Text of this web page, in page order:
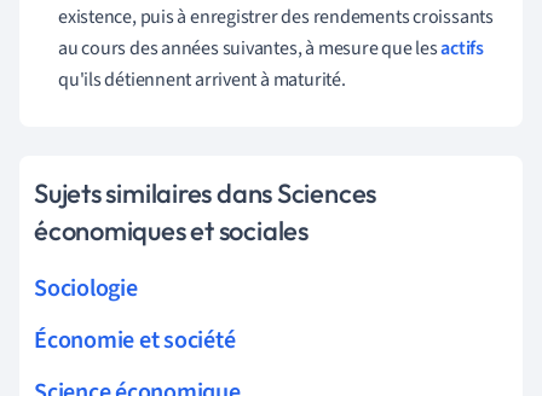
existence, puis à enregistrer des rendements croissants
au cours des années suivantes, à mesure que lesactifs
qu'ils détiennent arrivent à maturité.
Sujets similaires dans Sciences
économiques et sociales
Sociologie
Économie et société